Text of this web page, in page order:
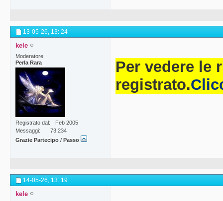
13-05-26, 13: 24
kele
Moderatore
Perla Rara
Registrato dal
Feb 2005
Messaggi
73,234
Grazie Partecipo / Passo
Per vedere le
registrato.
14-05-26, 13: 19
kele